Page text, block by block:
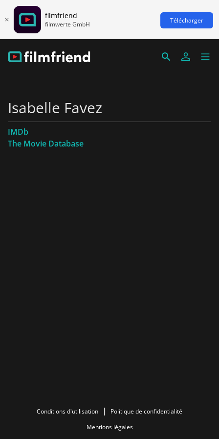
filmfriend
filmwerte GmbH Télécharger
Isabelle Favez
IMDb
The Movie Database
Conditions d'utilisation
Politique de confidentialité
Mentions légales